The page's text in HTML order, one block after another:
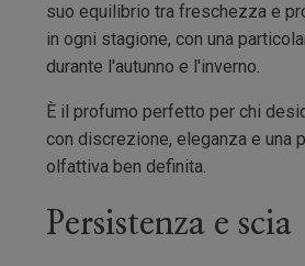
suo equilibrio tra freschezza e
in ogni stagione, con una
durante l'autunno e l'inverno.
È il profumo perfetto per chi
con discrezione, eleganza e una
olfattiva ben definita.
Persistenza e scia